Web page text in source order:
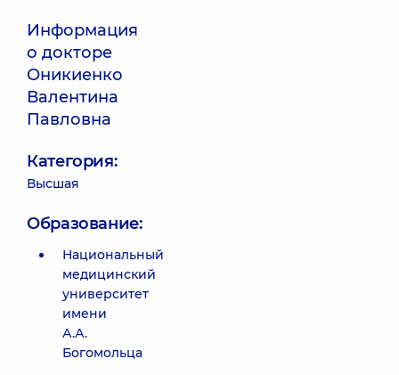
Информация
о докторе
Оникиенко
Валентина
Павловна
Категория:
Высшая
Образование:
Национальный
медицинский
университет
имени
А.А.
Богомольца